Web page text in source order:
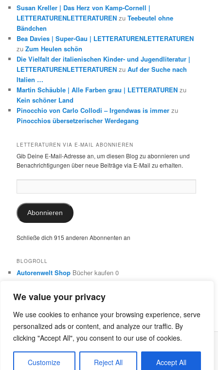
We value your privacy
We use cookies to enhance your browsing experience, serve
personalized ads or content, and analyze our traffic. By
clicking "Accept All", you consent to our use of cookies.
Customize Reject All Accept All
Susan Kreller | Das Herz von Kamp-Cornell |
LETTERATURENLETTERATUREN zuTeebeutel ohne
Bändchen
Bea Davies | Super-Gau | LETTERATURENLETTERATUREN
zuZum Heulen schön
Die Vielfalt der italienischen Kinder- und Jugendliteratur |
LETTERATURENLETTERATUREN zuAuf der Suche nach
Italien …
Martin Schäuble | Alle Farben grau | LETTERATUREN zu
Kein schöner Land
Pinocchio von Carlo Collodi – Irgendwas is immer zu
Pinocchios übersetzerischer Werdegang
LETTERATUREN VIA E-MAIL ABONNIEREN
Gib Deine E-Mail-Adresse an, um diesen Blog zu abonnieren und
Benachrichtigungen über neue Beiträge via E-Mail zu erhalten.
Mail-
Adresse:
Abonnieren
Schließe dich 915 anderen Abonnenten an
BLOGROLL
Autorenwelt Shop Bücher kaufen 0
0
Dr. Ulrike SchimmingÜbersetzungen aus dem Italienischen
und Englischen 0
Stolz präsentiert von WordPress